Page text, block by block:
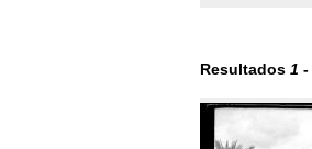
Resultados 1 -